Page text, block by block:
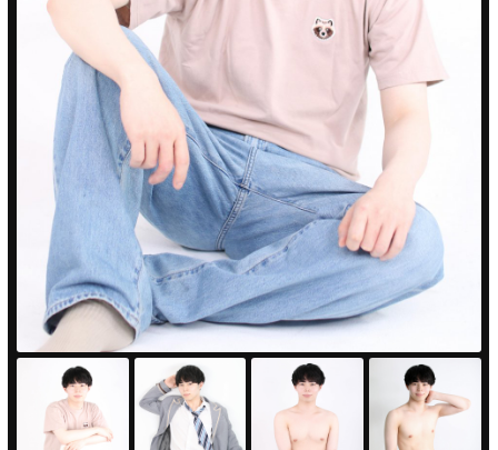
PUA'蒲田
PUA'羽田
PUA'吉祥寺
PUA立川
PUA町田
×閉じる